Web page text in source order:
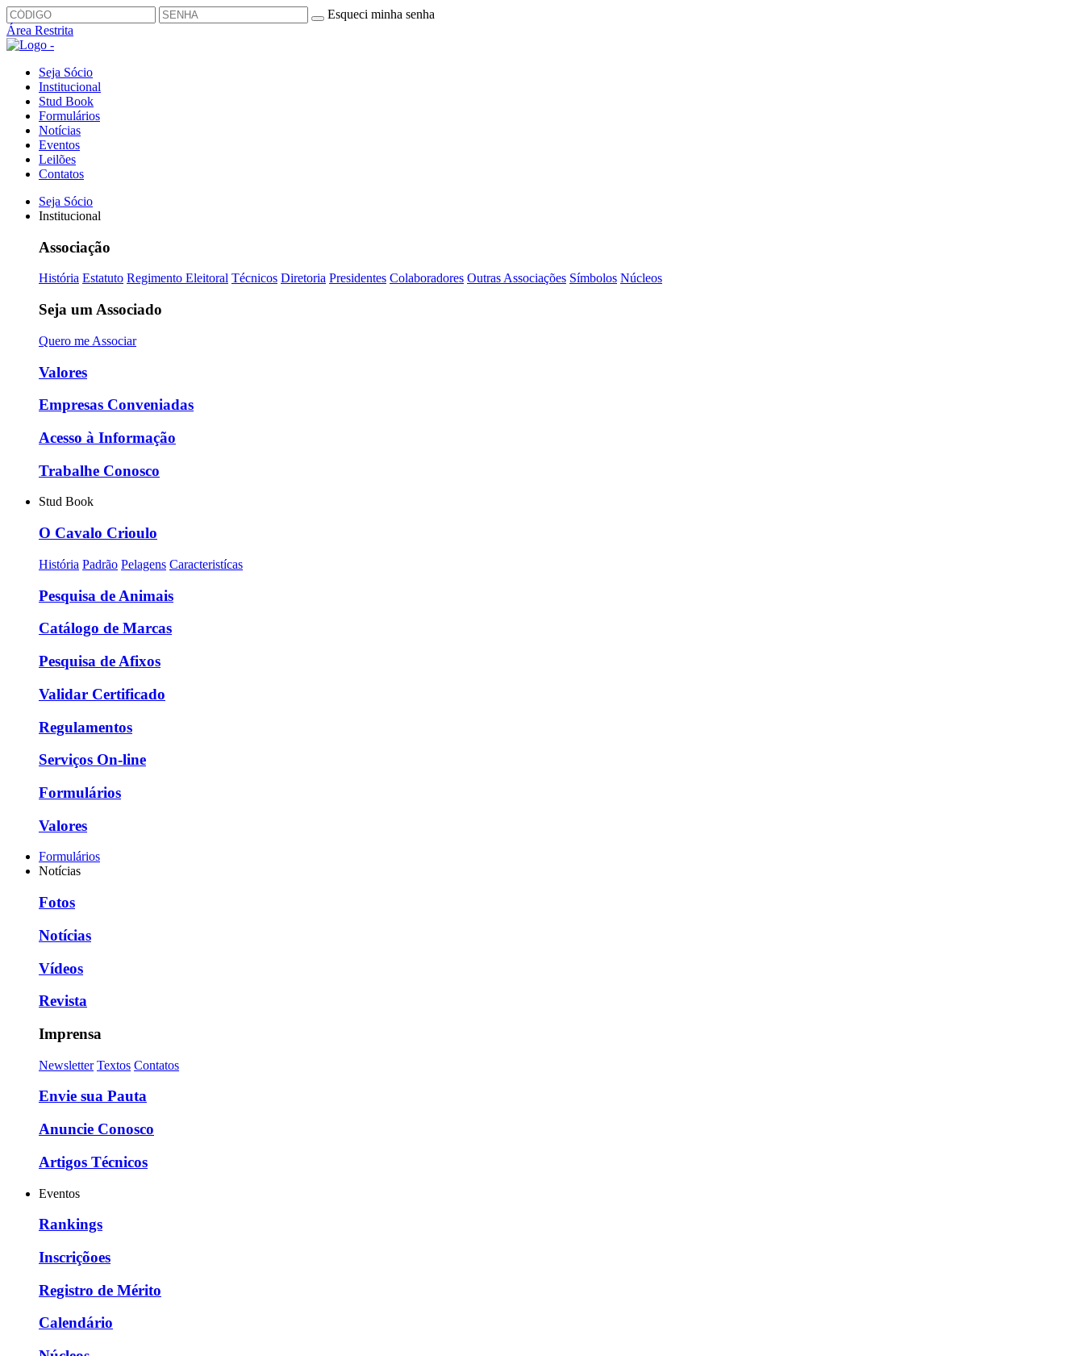
Esqueci minha senha
Área Restrita
Seja Sócio
Institucional
Stud Book
Formulários
Notícias
Eventos
Leilões
Contatos
Seja Sócio
Institucional
Associação
História Estatuto Regimento Eleitoral Técnicos Diretoria Presidentes Colaboradores Outras Associações Símbolos Núcleos
Seja um Associado
Quero me Associar
Valores
Empresas Conveniadas
Acesso à Informação
Trabalhe Conosco
Stud Book
O Cavalo Crioulo
História Padrão Pelagens Caracteristícas
Pesquisa de Animais
Catálogo de Marcas
Pesquisa de Afixos
Validar Certificado
Regulamentos
Serviços On-line
Formulários
Valores
Formulários
Notícias
Fotos
Notícias
Vídeos
Revista
Imprensa
Newsletter Textos Contatos
Envie sua Pauta
Anuncie Conosco
Artigos Técnicos
Eventos
Rankings
Inscriçõoes
Registro de Mérito
Calendário